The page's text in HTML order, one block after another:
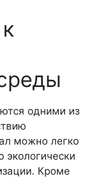
одними из
можно легко
экологически
Кроме